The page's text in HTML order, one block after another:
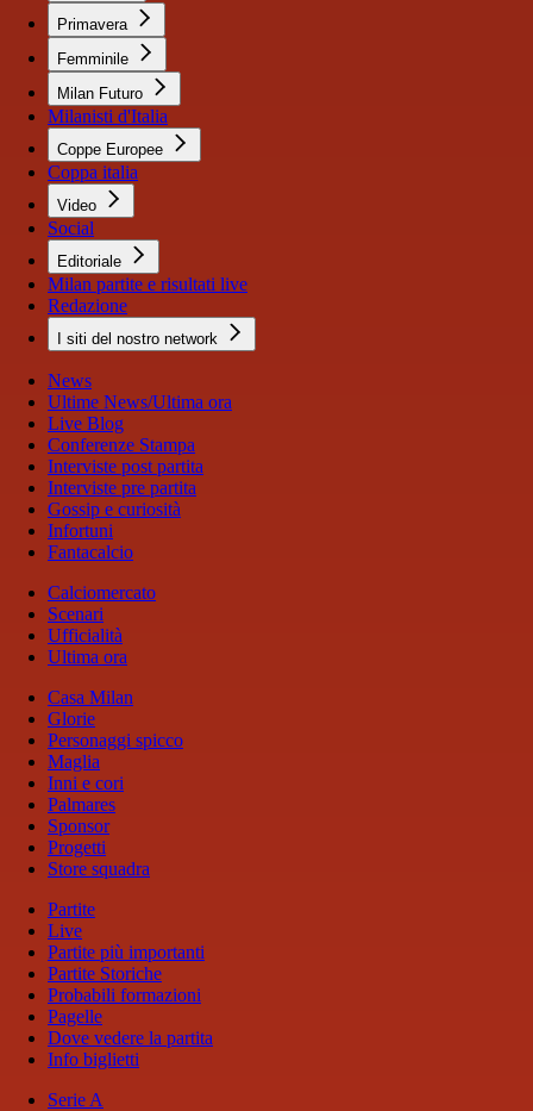
Primavera
Femminile
Milan Futuro
Milanisti d'Italia
Coppe Europee
Coppa italia
Video
Social
Editoriale
Milan partite e risultati live
Redazione
I siti del nostro network
News
Ultime News/Ultima ora
Live Blog
Conferenze Stampa
Interviste post partita
Interviste pre partita
Gossip e curiosità
Infortuni
Fantacalcio
Calciomercato
Scenari
Ufficialità
Ultima ora
Casa Milan
Glorie
Personaggi spicco
Maglia
Inni e cori
Palmares
Sponsor
Progetti
Store squadra
Partite
Live
Partite più importanti
Partite Storiche
Probabili formazioni
Pagelle
Dove vedere la partita
Info biglietti
Serie A